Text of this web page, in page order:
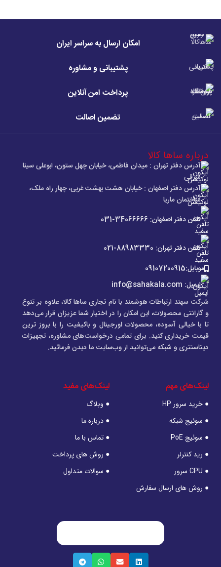
امکان ارسال به سراسر ایران
پشتیبانی و مشاوره
پرداخت امن آنلاین
تضمین اصالت
درباره ساها کالا
آدرس دفتر تهران : میدان فاطمی، خیابان چهل ستون، ابوعلی سینا
شرقی
آدرس دفتر اصفهان : خیابان هشت بهشت غربی، چهار راه ملک،
ساختمان ماریا
تلفن دفتر اصفهان: 34066666-031
تلفن دفتر تهران: 88983330-021
موبایل:09107200915
ایمیل: info@sahakala.com
شرکت سهند ارتباطات هوشمند با نام تجاری ساها کالا، علاوه‌ بر تنوع
و گارانتی محصولات، این امکان را در اختیار شما عزیزان قرار می‌دهد
تا با خیالی آسوده، محصولات اورجینال و باکیفیت را با بروز ترین
قیمت خریداری کنید. برای تمامی درخواست‌های مشاوره، تجهیزات
دیتاسنتری و شبکه می‌توانید از وب‌سایت ما دیدن فرمائید.
لینک‌های مهم
● خرید سرور HP
● سوئیچ شبکه
● سوئیچ PoE
● رید کنترلر
● CPU سرور
● روش های ارسال سفارش
لینک‌های مفید
● وبلاگ
● درباره ما
● تماس با ما
● روش های پرداخت
● سوالات متداول